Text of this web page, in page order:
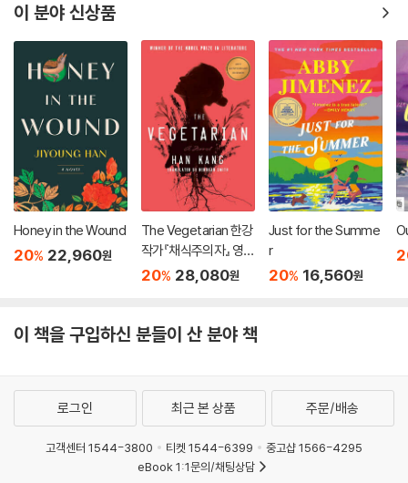
이 분야 신상품
Honey in the Wound
20% 22,960원
The Vegetarian 한강
작가『채식주의자』 영문
판 (미국판)
20% 28,080원
Just for the Summe
r
20% 16,560원
이 책을 구입하신 분들이 산 분야 책
로그인 최근 본 상품 주문/배송
고객센터 1544-3800 티켓 1544-6399
중고샵 1566-4295
eBook 1:1문의/채팅상담